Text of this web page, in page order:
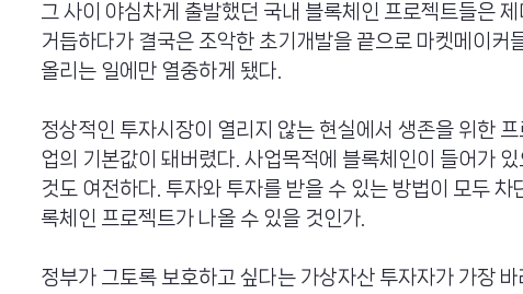
그 사이 야심차게 출발했던 국내 블록체인 프로젝트들은
거듭하다가 결국은 조악한 초기개발을 끝으로 마켓메이커
올리는 일에만 열중하게 됐다.
정상적인 투자시장이 열리지 않는 현실에서 생존을 위한
업의 기본값이 돼버렸다. 사업목적에 블록체인이 들어가
것도 여전하다. 투자와 투자를 받을 수 있는 방법이 모두
록체인 프로젝트가 나올 수 있을 것인가.
정부가 그토록 보호하고 싶다는 가상자산 투자자가 가장